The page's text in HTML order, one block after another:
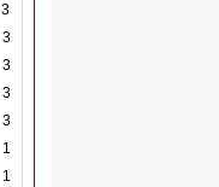
3
3
3
3
3
1
1